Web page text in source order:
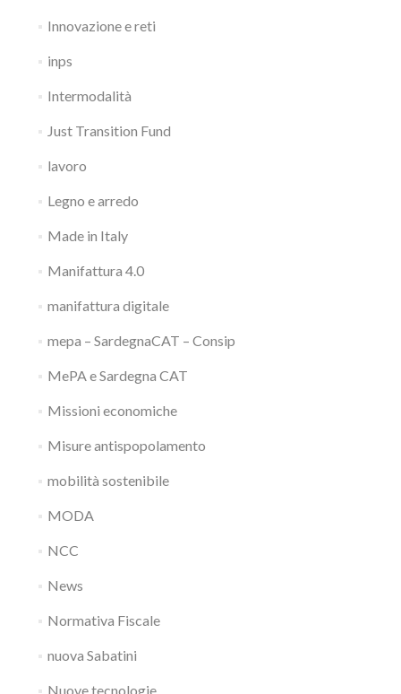
Innovazione e reti
inps
Intermodalità
Just Transition Fund
lavoro
Legno e arredo
Made in Italy
Manifattura 4.0
manifattura digitale
mepa – SardegnaCAT – Consip
MePA e Sardegna CAT
Missioni economiche
Misure antispopolamento
mobilità sostenibile
MODA
NCC
News
Normativa Fiscale
nuova Sabatini
Nuove tecnologie